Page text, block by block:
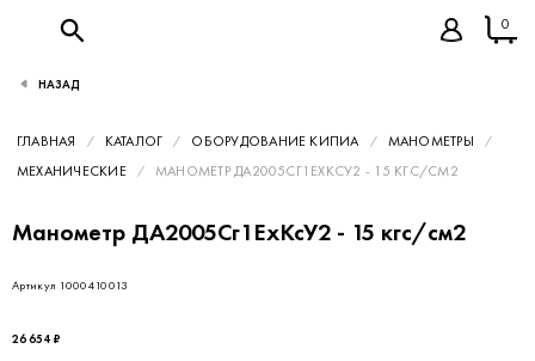
0
ГЛАВНАЯ КАТАЛОГ ОБОРУДОВАНИЕ КИПИА
МАНОМЕТРЫ
МЕХАНИЧЕСКИЕ
МАНОМЕТР ДА2005СГ1ЕХКСУ2 - 15 КГС/СМ2
Манометр ДА2005Сг1ЕхКсУ2 - 15 кгс/см2
Артикул 1000410013
26 654 ₽
НАЗАД